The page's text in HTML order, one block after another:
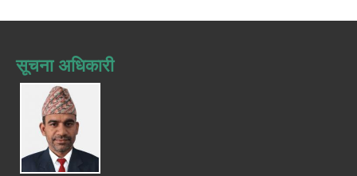
सूचना अधिकारी